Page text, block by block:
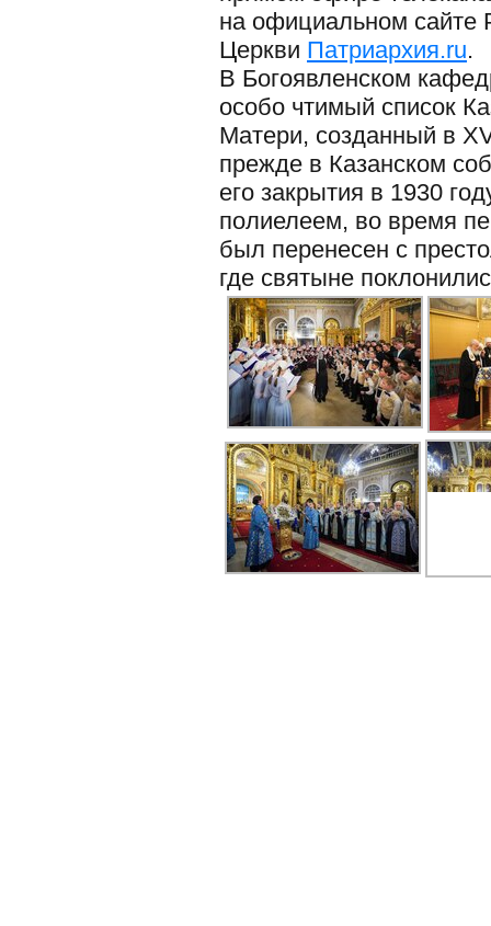
на официальном сайте
Церкви Патриархия.ru.
В Богоявленском
особо чтимый список
Матери, созданный в
прежде в Казанском
его закрытия в 1930
полиелеем, во время
был перенесен с
где святыне